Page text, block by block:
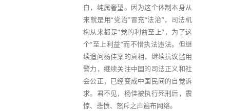
白，纯属奢望。因为这个体制本身从
来就是用“党治”冒充“法治”，司法机
构从来都是“党的利益至上”，为了这
个“至上利益”而不惜执法违法。但继
续追问杨佳案的真相，继续抗议滥用
警力，继续关注中国的司法正义和社
会公正，已经变成中国民间的自觉诉
求。君不见，杨佳被执行死刑后，震
惊、悲愤、怒斥之声遍布网络。